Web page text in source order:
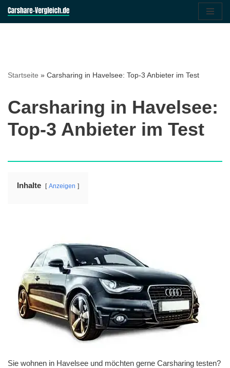
Startseite » Carsharing in Havelsee: Top-3 Anbieter im Test
Carsharing in Havelsee:
Top-3 Anbieter im Test
Inhalte Anzeigen
Sie wohnen in Havelsee und möchten gerne Carsharing testen?